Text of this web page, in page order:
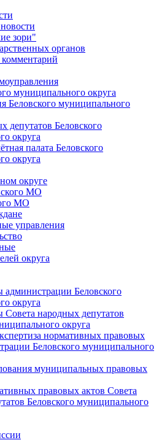
зори"
органов
муниципального округа
Беловского муниципального
депутатов Беловского
округа
палата Беловского
округа
округе
МО
МО
управления
округа
администрации Беловского
округа
Совета народных депутатов
округа
нормативных правовых
Беловского муниципального
муниципальных правовых
правовых актов Совета
Беловского муниципального